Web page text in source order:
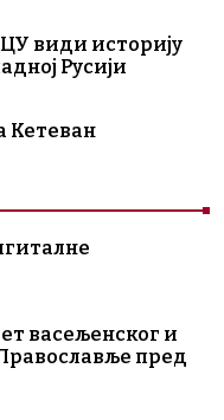
види историју
Русији
Кетеван
васељенског и
пред